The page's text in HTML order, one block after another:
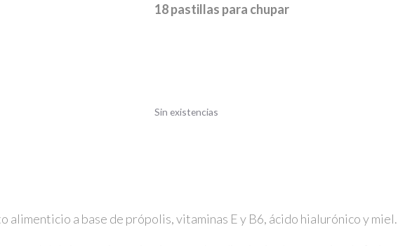
18 pastillas para chupar
Sin existencias
alimenticio a base de própolis, vitaminas E y B6, ácido hialurónico y miel.